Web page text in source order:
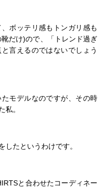
ボッテリ感もトンガリ感も
だけ)ので、「トレンド過ぎ
言えるのではないでしょう
モデルなのですが、その時
私。
したというわけです。
と合わせたコーディネー